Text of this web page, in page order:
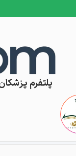
پلتفرم